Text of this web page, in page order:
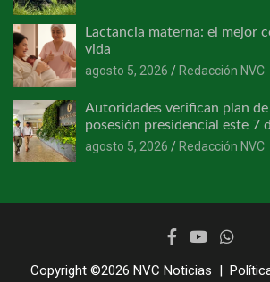
Lactancia materna: el mejor
vida
agosto 5, 2026
Redacción NVC
Autoridades verifican plan
posesión presidencial este 7
agosto 5, 2026
Redacción NVC
Copyright ©2026 NVC Noticias